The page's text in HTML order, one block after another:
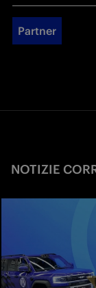
Partner
NOTIZIE